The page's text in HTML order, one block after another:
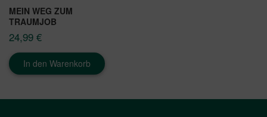
MEIN WEG ZUM
TRAUMJOB
24,99 €
In den Warenkorb